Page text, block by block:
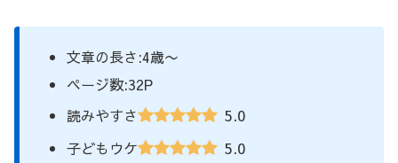
文章の長さ:4歳〜
ページ数:32P
読みやすさ
5.0
子どもウケ 5.0